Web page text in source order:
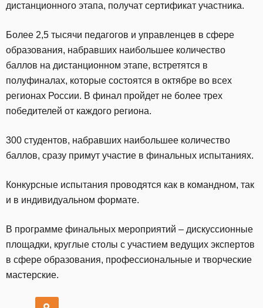
дистанционного этапа, получат сертификат участника.
Более 2,5 тысячи педагогов и управленцев в сфере
образования, набравших наибольшее количество
баллов на дистанционном этапе, встретятся в
полуфиналах, которые состоятся в октябре во всех
регионах России. В финал пройдет не более трех
победителей от каждого региона.
300 студентов, набравших наибольшее количество
баллов, сразу примут участие в финальных испытаниях.
Конкурсные испытания проводятся как в командном, так
и в индивидуальном формате.
В программе финальных мероприятий – дискуссионные
площадки, круглые столы с участием ведущих экспертов
в сфере образования, профессиональные и творческие
мастерские.